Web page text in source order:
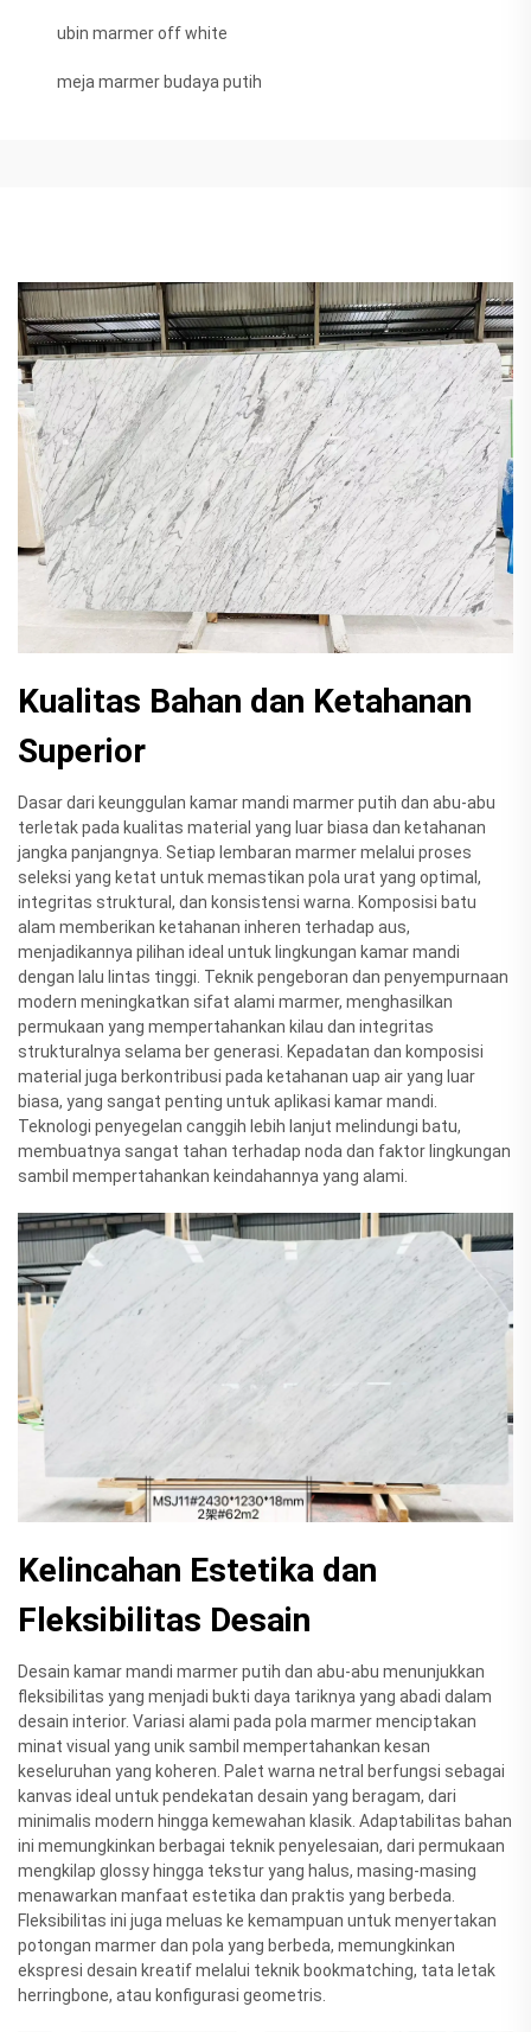
ubin marmer off white
meja marmer budaya putih
Kualitas Bahan dan Ketahanan
Superior
Dasar dari keunggulan kamar mandi marmer putih dan abu-abu
terletak pada kualitas material yang luar biasa dan ketahanan
jangka panjangnya. Setiap lembaran marmer melalui proses
seleksi yang ketat untuk memastikan pola urat yang optimal,
integritas struktural, dan konsistensi warna. Komposisi batu
alam memberikan ketahanan inheren terhadap aus,
menjadikannya pilihan ideal untuk lingkungan kamar mandi
dengan lalu lintas tinggi. Teknik pengeboran dan penyempurnaan
modern meningkatkan sifat alami marmer, menghasilkan
permukaan yang mempertahankan kilau dan integritas
strukturalnya selama ber generasi. Kepadatan dan komposisi
material juga berkontribusi pada ketahanan uap air yang luar
biasa, yang sangat penting untuk aplikasi kamar mandi.
Teknologi penyegelan canggih lebih lanjut melindungi batu,
membuatnya sangat tahan terhadap noda dan faktor lingkungan
sambil mempertahankan keindahannya yang alami.
Kelincahan Estetika dan
Fleksibilitas Desain
Desain kamar mandi marmer putih dan abu-abu menunjukkan
fleksibilitas yang menjadi bukti daya tariknya yang abadi dalam
desain interior. Variasi alami pada pola marmer menciptakan
minat visual yang unik sambil mempertahankan kesan
keseluruhan yang koheren. Palet warna netral berfungsi sebagai
kanvas ideal untuk pendekatan desain yang beragam, dari
minimalis modern hingga kemewahan klasik. Adaptabilitas bahan
ini memungkinkan berbagai teknik penyelesaian, dari permukaan
mengkilap glossy hingga tekstur yang halus, masing-masing
menawarkan manfaat estetika dan praktis yang berbeda.
Fleksibilitas ini juga meluas ke kemampuan untuk menyertakan
potongan marmer dan pola yang berbeda, memungkinkan
ekspresi desain kreatif melalui teknik bookmatching, tata letak
herringbone, atau konfigurasi geometris.